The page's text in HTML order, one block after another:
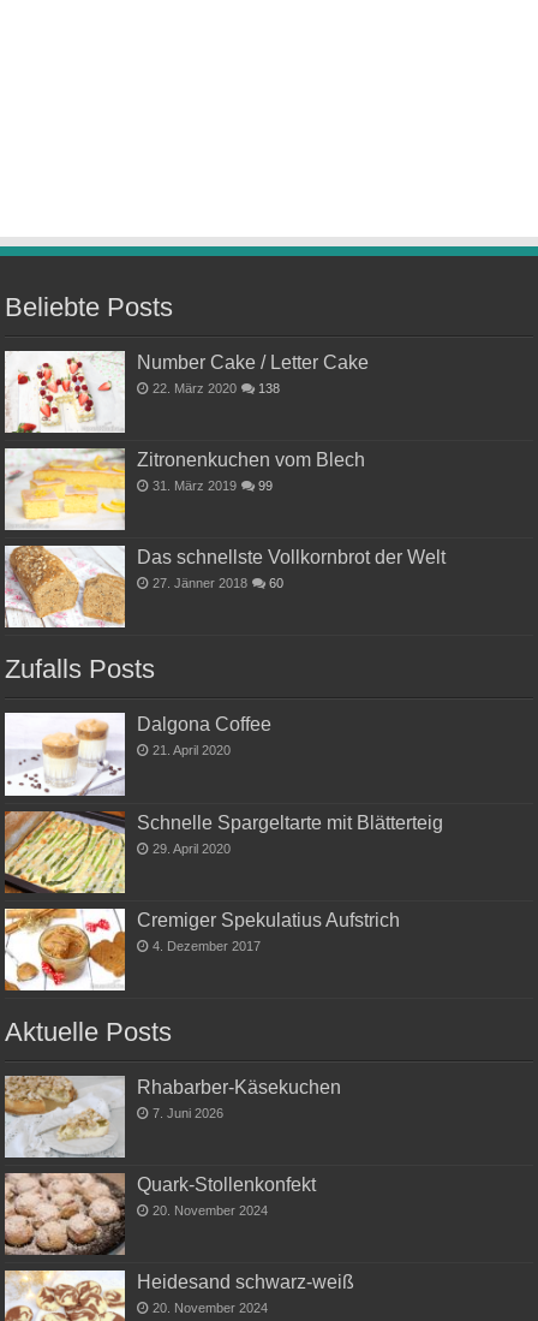
Beliebte Posts
Number Cake / Letter Cake
22. März 2020 138
Zitronenkuchen vom Blech
31. März 2019 99
Das schnellste Vollkornbrot der Welt
27. Jänner 2018 60
Zufalls Posts
Dalgona Coffee
21. April 2020
Schnelle Spargeltarte mit Blätterteig
29. April 2020
Cremiger Spekulatius Aufstrich
4. Dezember 2017
Aktuelle Posts
Rhabarber-Käsekuchen
7. Juni 2026
Quark-Stollenkonfekt
20. November 2024
Heidesand schwarz-weiß
20. November 2024